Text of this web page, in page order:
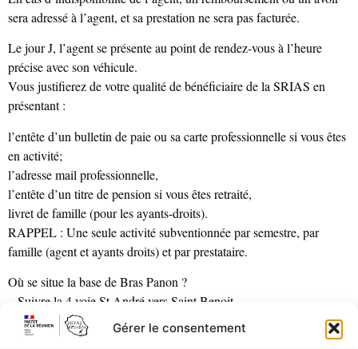
Gérer le consentement
sera adressé à l’agent, et sa prestation ne sera pas facturée.
Le jour J, l’agent se présente au point de rendez-vous à l’heure
précise avec son véhicule.
Vous justifierez de votre qualité de bénéficiaire de la SRIAS en
présentant :
l’entête d’un bulletin de paie ou sa carte professionnelle si vous êtes
en activité;
l’adresse mail professionnelle,
l’entête d’un titre de pension si vous êtes retraité,
livret de famille (pour les ayants-droits).
RAPPEL : Une seule activité subventionnée par semestre, par
famille (agent et ayants droits) et par prestataire.
Où se situe la base de Bras Panon ?
– Suivre la 4 voie St André vers Saint Benoit
– Sortir à Bras Panon – Paniandy et tourner à droite
– Au niveau du radar pédagogique sur la RN2 tourner à droite pour